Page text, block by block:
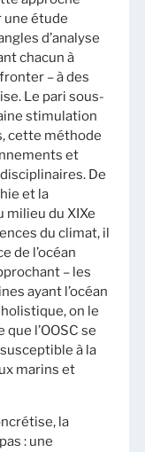
une étude
d’analyse
chacun à
– à des
Le pari sous-
stimulation
cette méthode
et
De
et la
milieu du XIXe
du climat, il
de l’océan
– les
ayant l’océan
on le
l’OOSC se
à la
marins et
la
: une